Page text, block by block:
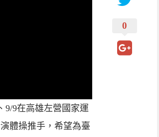
9/9在高雄左營國家運
體操推手，希望為臺
0